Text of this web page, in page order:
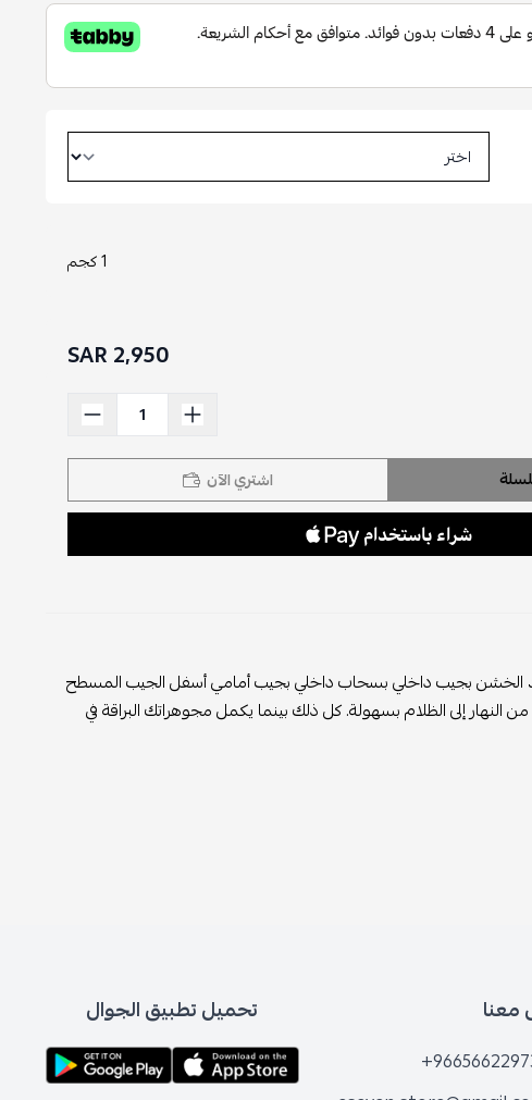
1 كجم
2,950 SAR
اشتري الآن
الخشن بجيب داخلي بسحاب داخلي بجيب أمامي أسفل الجيب المسطح
إلى الظلام بسهولة. كل ذلك بينما يكمل مجوهراتك البراقة في
معنا تحميل تطبيق الجوال